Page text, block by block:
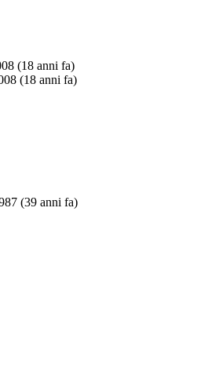
(18 anni fa)
(18 anni fa)
(39 anni fa)